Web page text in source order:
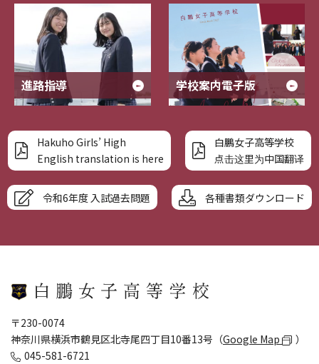
進路指導 学校案内電子版
Hakuho Girls’ High
English translation is here
白鵬女子高等学校
点击这里为中国翻译
令和6年度 入試過去問題 各種書類ダウンロード
〒230-0074
神奈川県横浜市鶴見区北寺尾四丁目10番13号（Google Map
）
045-581-6721